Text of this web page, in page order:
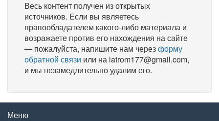
Весь контент получен из открытых
источников. Если вы являетесь
правообладателем какого-либо материала и
возражаете против его нахождения на сайте
— пожалуйста, напишите нам черезформу
обратной связи или на latrom177@gmail.com,
и мы незамедлительно удалим его.
Меню